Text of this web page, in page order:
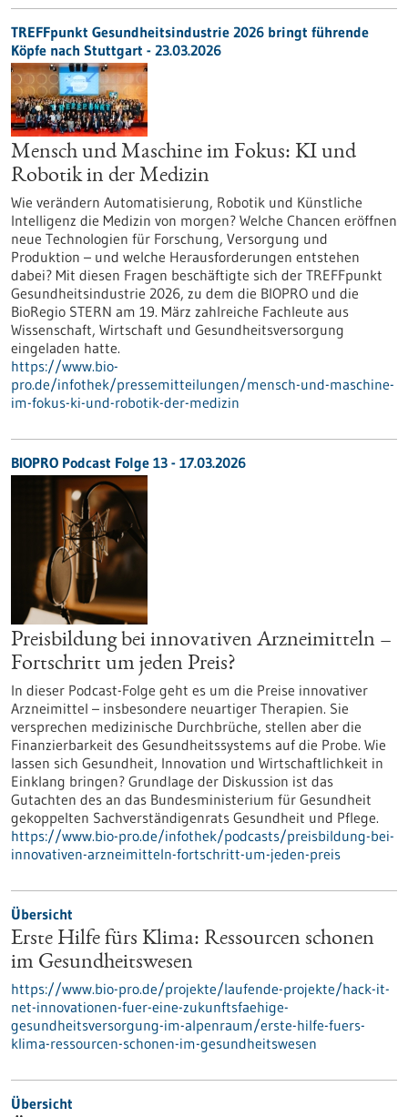
TREFFpunkt Gesundheitsindustrie 2026 bringt führende
Köpfe nach Stuttgart - 23.03.2026
Mensch und Maschine im Fokus: KI und
Robotik in der Medizin
Wie verändern Automatisierung, Robotik und Künstliche
Intelligenz die Medizin von morgen? Welche Chancen eröffnen
neue Technologien für Forschung, Versorgung und
Produktion – und welche Herausforderungen entstehen
dabei? Mit diesen Fragen beschäftigte sich der TREFFpunkt
Gesundheitsindustrie 2026, zu dem die BIOPRO und die
BioRegio STERN am 19. März zahlreiche Fachleute aus
Wissenschaft, Wirtschaft und Gesundheitsversorgung
eingeladen hatte.
https://www.bio-
pro.de/infothek/pressemitteilungen/mensch-und-maschine-
im-fokus-ki-und-robotik-der-medizin
BIOPRO Podcast Folge 13 - 17.03.2026
Preisbildung bei innovativen Arzneimitteln –
Fortschritt um jeden Preis?
In dieser Podcast-Folge geht es um die Preise innovativer
Arzneimittel – insbesondere neuartiger Therapien. Sie
versprechen medizinische Durchbrüche, stellen aber die
Finanzierbarkeit des Gesundheitssystems auf die Probe. Wie
lassen sich Gesundheit, Innovation und Wirtschaftlichkeit in
Einklang bringen? Grundlage der Diskussion ist das
Gutachten des an das Bundesministerium für Gesundheit
gekoppelten Sachverständigenrats Gesundheit und Pflege.
https://www.bio-pro.de/infothek/podcasts/preisbildung-bei-
innovativen-arzneimitteln-fortschritt-um-jeden-preis
Übersicht
Erste Hilfe fürs Klima: Ressourcen schonen
im Gesundheitswesen
https://www.bio-pro.de/projekte/laufende-projekte/hack-it-
net-innovationen-fuer-eine-zukunftsfaehige-
gesundheitsversorgung-im-alpenraum/erste-hilfe-fuers-
klima-ressourcen-schonen-im-gesundheitswesen
Übersicht